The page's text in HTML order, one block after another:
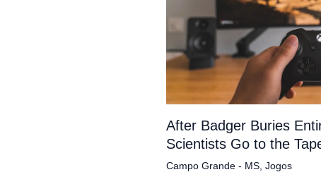
After Badger Buries
Scientists Go to the
Campo Grande - MS, Jogos